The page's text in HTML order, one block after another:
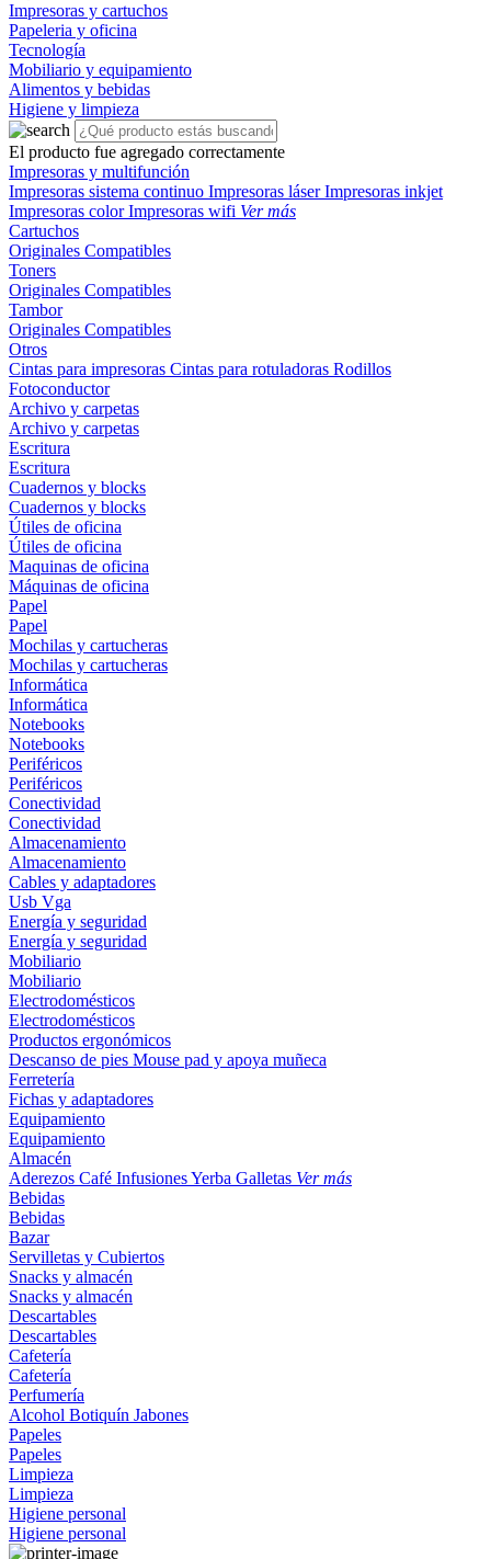
Impresoras y cartuchos
Papeleria y oficina
Tecnología
Mobiliario y equipamiento
Alimentos y bebidas
Higiene y limpieza
El producto fue agregado correctamente
Impresoras y multifunción
Impresoras sistema continuo Impresoras láserImpresoras inkjet
Impresoras colorImpresoras wifi Ver más
Cartuchos
Originales Compatibles
Toners
Originales Compatibles
Tambor
Originales Compatibles
Otros
Cintas para impresoras Cintas para rotuladoras Rodillos
Fotoconductor
Archivo y carpetas
Archivo y carpetas
Escritura
Escritura
Cuadernos y blocks
Cuadernos y blocks
Útiles de oficina
Útiles de oficina
Maquinas de oficina
Máquinas de oficina
Papel
Papel
Mochilas y cartucheras
Mochilas y cartucheras
Informática
Informática
Notebooks
Notebooks
Periféricos
Periféricos
Conectividad
Conectividad
Almacenamiento
Almacenamiento
Cables y adaptadores
Usb Vga
Energía y seguridad
Energía y seguridad
Mobiliario
Mobiliario
Electrodomésticos
Electrodomésticos
Productos ergonómicos
Descanso de pies Mouse pad y apoya muñeca
Ferretería
Fichas y adaptadores
Equipamiento
Equipamiento
Almacén
Aderezos Café InfusionesYerba Galletas Ver más
Bebidas
Bebidas
Bazar
Servilletas y Cubiertos
Snacks y almacén
Snacks y almacén
Descartables
Descartables
Cafetería
Cafetería
Perfumería
Alcohol Botiquín Jabones
Papeles
Papeles
Limpieza
Limpieza
Higiene personal
Higiene personal